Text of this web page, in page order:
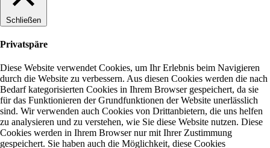
Schließen
Privatspäre
Diese Website verwendet Cookies, um Ihr Erlebnis beim Navigieren
durch die Website zu verbessern. Aus diesen Cookies werden die nach
Bedarf kategorisierten Cookies in Ihrem Browser gespeichert, da sie
für das Funktionieren der Grundfunktionen der Website unerlässlich
sind. Wir verwenden auch Cookies von Drittanbietern, die uns helfen
zu analysieren und zu verstehen, wie Sie diese Website nutzen. Diese
Cookies werden in Ihrem Browser nur mit Ihrer Zustimmung
gespeichert. Sie haben auch die Möglichkeit, diese Cookies